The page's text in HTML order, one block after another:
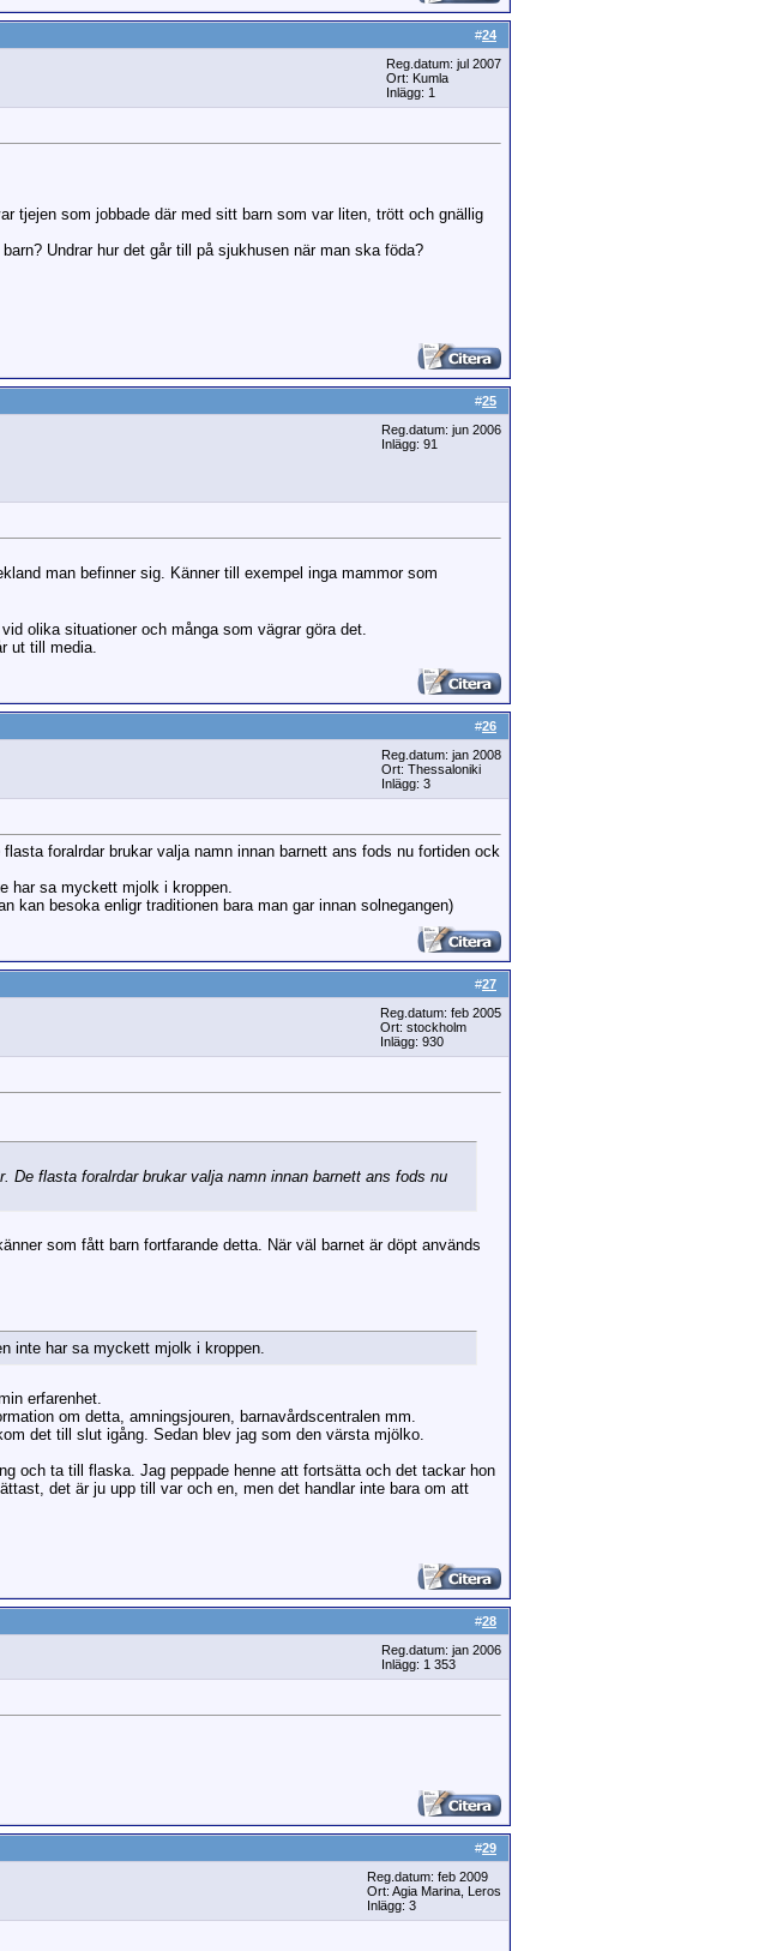
#24
Reg.datum: jul 2007
Ort: Kumla
Inlägg: 1
tjejen som jobbade där med sitt barn som var liten, trött och gnällig
Undrar hur det går till på sjukhusen när man ska föda?
#25
Reg.datum: jun 2006
Inlägg: 91
man befinner sig. Känner till exempel inga mammor som
olika situationer och många som vägrar göra det.
ut till media.
#26
Reg.datum: jan 2008
Ort: Thessaloniki
Inlägg: 3
foralrdar brukar valja namn innan barnett ans fods nu fortiden ock
har sa myckett mjolk i kroppen.
kan besoka enligr traditionen bara man gar innan solnegangen)
#27
Reg.datum: feb 2005
Ort: stockholm
Inlägg: 930
flasta foralrdar brukar valja namn innan barnett ans fods nu
som fått barn fortfarande detta. När väl barnet är döpt används
inte har sa myckett mjolk i kroppen.
erfarenhet.
om detta, amningsjouren, barnavårdscentralen mm.
det till slut igång. Sedan blev jag som den värsta mjölko.
och ta till flaska. Jag peppade henne att fortsätta och det tackar hon
det är ju upp till var och en, men det handlar inte bara om att
#28
Reg.datum: jan 2006
Inlägg: 1 353
#29
Reg.datum: feb 2009
Ort: Agia Marina, Leros
Inlägg: 3